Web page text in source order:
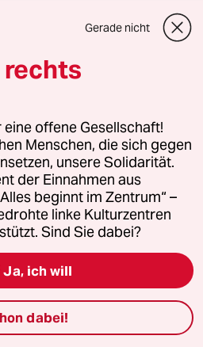
aus dem Text in
mit Suchmaschine fast
Uhr
der Straße.
Glasbruch und
für diese Kräftemessen zu
Gerade nicht
rechts
offene Gesellschaft!
Menschen, die sich gegen
unsere Solidarität.
der Einnahmen aus
beginnt im Zentrum“ –
linke Kulturzentren
Sind Sie dabei?
Ja, ich will
dabei!